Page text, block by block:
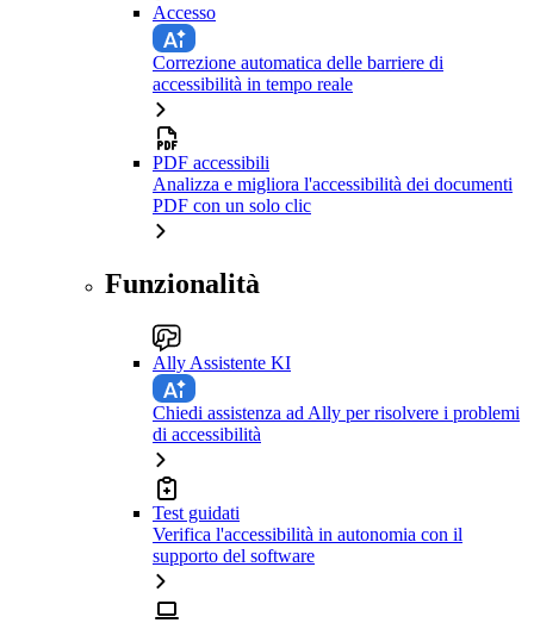
Accesso
Correzione automatica delle barriere di
accessibilità in tempo reale
PDF accessibili
Analizza e migliora l'accessibilità dei documenti
PDF con un solo clic
Funzionalità
Ally Assistente KI
Chiedi assistenza ad Ally per risolvere i problemi
di accessibilità
Test guidati
Verifica l'accessibilità in autonomia con il
supporto del software